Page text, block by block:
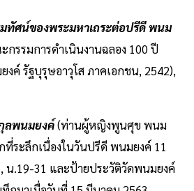
ทัศน์ของพระมหาเถระต่อปรีดี พนม
รรมการดำเนินงานฉลอง 100 ปี
ค์ รัฐบุรุษอาวุโส ภาคเอกชน, 2542),
ลพนมยงค์(ท่านผู้หญิงพูนศุข พนม
ระลึกเนื่องในวันปรีดี พนมยงค์ 11
น.19-31 และป้ายประวัติวัดพนมยงค์